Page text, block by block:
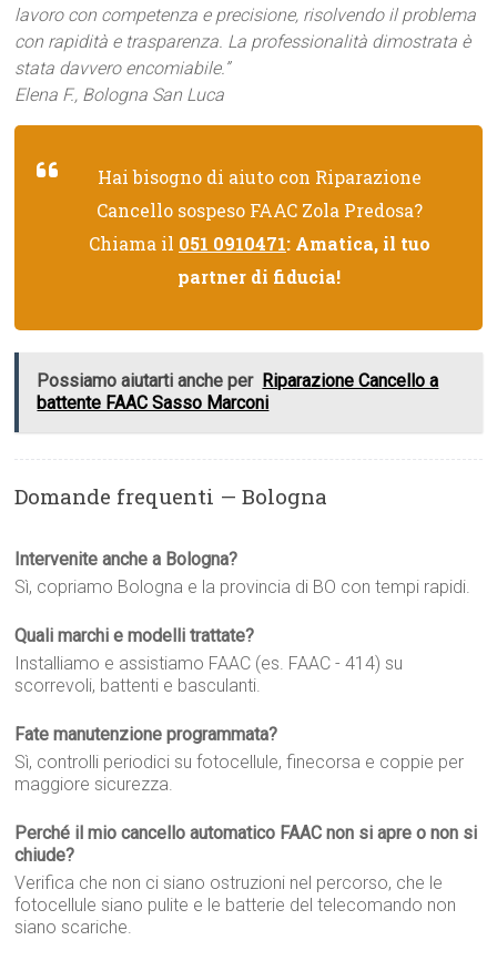
lavoro con competenza e precisione, risolvendo il problema
con rapidità e trasparenza. La professionalità dimostrata è
stata davvero encomiabile.”
Elena F., Bologna San Luca
Hai bisogno di aiuto con Riparazione
Cancello sospeso FAAC Zola Predosa?
Chiama il 051 0910471: Amatica, il tuo
partner di fiducia!
Possiamo aiutarti anche per Riparazione Cancello a
battente FAAC Sasso Marconi
Domande frequenti — Bologna
Intervenite anche a Bologna?
Sì, copriamo Bologna e la provincia di BO con tempi rapidi.
Quali marchi e modelli trattate?
Installiamo e assistiamo FAAC (es. FAAC - 414) su
scorrevoli, battenti e basculanti.
Fate manutenzione programmata?
Sì, controlli periodici su fotocellule, finecorsa e coppie per
maggiore sicurezza.
Perché il mio cancello automatico FAAC non si apre o non si
chiude?
Verifica che non ci siano ostruzioni nel percorso, che le
fotocellule siano pulite e le batterie del telecomando non
siano scariche.